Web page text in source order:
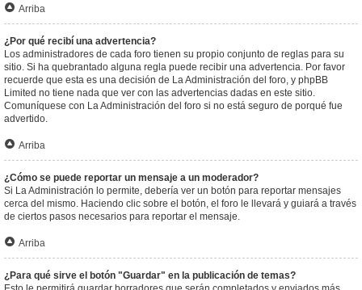
Arriba
¿Por qué recibí una advertencia?
Los administradores de cada foro tienen su propio conjunto de reglas para su
sitio. Si ha quebrantado alguna regla puede recibir una advertencia. Por favor
recuerde que esta es una decisión de La Administración del foro, y phpBB
Limited no tiene nada que ver con las advertencias dadas en este sitio.
Comuníquese con La Administración del foro si no está seguro de porqué fue
advertido.
Arriba
¿Cómo se puede reportar un mensaje a un moderador?
Si La Administración lo permite, debería ver un botón para reportar mensajes
cerca del mismo. Haciendo clic sobre el botón, el foro le llevará y guiará a través
de ciertos pasos necesarios para reportar el mensaje.
Arriba
¿Para qué sirve el botón "Guardar" en la publicación de temas?